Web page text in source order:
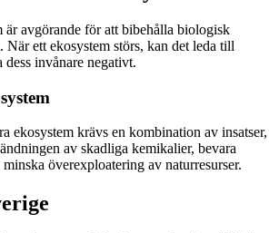
är avgörande för att bibehålla biologisk
När ett ekosystem störs, kan det leda till
invånare negativt.
ekosystem krävs en kombination av insatser,
av skadliga kemikalier, bevara
överexploatering av naturresurser.